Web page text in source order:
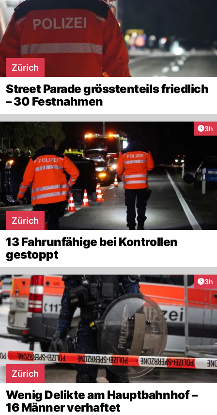
Zürich
Street Parade grösstenteils friedlich
– 30 Festnahmen
3h
Zürich
13 Fahrunfähige bei Kontrollen
gestoppt
3h
Zürich
Wenig Delikte am Hauptbahnhof –
16 Männer verhaftet